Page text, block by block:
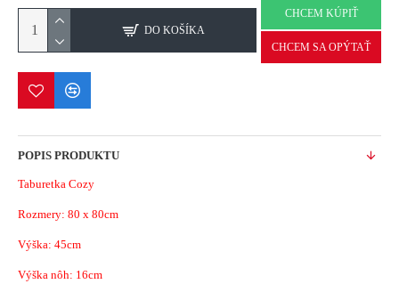
DO KOŠÍKA
CHCEM KÚPIŤ
CHCEM SA OPÝTAŤ
POPIS PRODUKTU
Taburetka Cozy
Rozmery: 80 x 80cm
Výška: 45cm
Výška nôh: 16cm